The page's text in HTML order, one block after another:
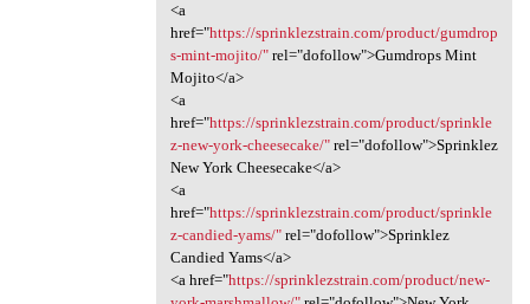
<a
href="https://sprinklezstrain.com/product/gumdrop
s-mint-mojito/"rel="dofollow">Gumdrops Mint
Mojito</a>
<a
href="https://sprinklezstrain.com/product/sprinkle
z-new-york-cheesecake/"rel="dofollow">Sprinklez
New York Cheesecake</a>
<a
href="https://sprinklezstrain.com/product/sprinkle
z-candied-yams/"rel="dofollow">Sprinklez
Candied Yams</a>
<a href="https://sprinklezstrain.com/product/new-